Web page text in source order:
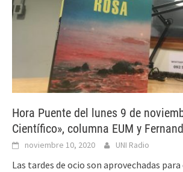
Hora Puente del lunes 9 de
Científico», columna EUM y
noviembre 10, 2020 UNI Radio
Las tardes de ocio son aprovechadas